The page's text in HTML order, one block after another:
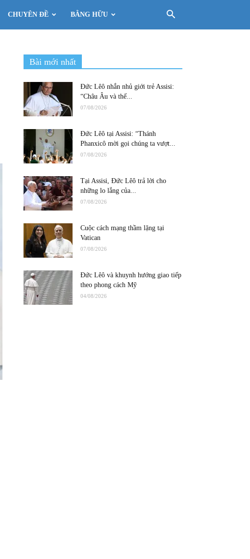
CHUYÊN ĐỀ BẰNG HỮU
Bài mới nhất
Đức Lêô nhắn nhủ giới trẻ Assisi:
“Châu Âu và thế...
07/08/2026
Đức Lêô tại Assisi: “Thánh
Phanxicô mời gọi chúng ta vượt...
07/08/2026
Tại Assisi, Đức Lêô trả lời cho
những lo lắng của...
07/08/2026
Cuộc cách mạng thầm lặng tại
Vatican
07/08/2026
Đức Lêô và khuynh hướng giao tiếp
theo phong cách Mỹ
04/08/2026